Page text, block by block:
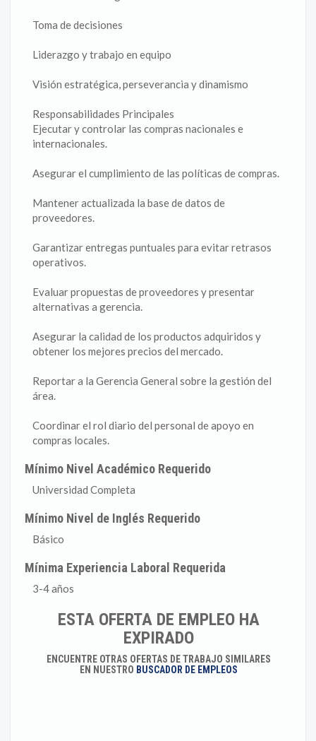
Toma de decisiones
Liderazgo y trabajo en equipo
Visión estratégica, perseverancia y dinamismo
Responsabilidades Principales
Ejecutar y controlar las compras nacionales e
internacionales.
Asegurar el cumplimiento de las políticas de compras.
Mantener actualizada la base de datos de
proveedores.
Garantizar entregas puntuales para evitar retrasos
operativos.
Evaluar propuestas de proveedores y presentar
alternativas a gerencia.
Asegurar la calidad de los productos adquiridos y
obtener los mejores precios del mercado.
Reportar a la Gerencia General sobre la gestión del
área.
Coordinar el rol diario del personal de apoyo en
compras locales.
Mínimo Nivel Académico Requerido
Universidad Completa
Mínimo Nivel de Inglés Requerido
Básico
Mínima Experiencia Laboral Requerida
3-4 años
ESTA OFERTA DE EMPLEO HA
EXPIRADO
ENCUENTRE OTRAS OFERTAS DE TRABAJO SIMILARES
EN NUESTRO BUSCADOR DE EMPLEOS